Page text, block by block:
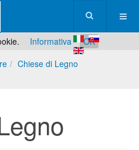
Informativa
OK
Chiese di Legno